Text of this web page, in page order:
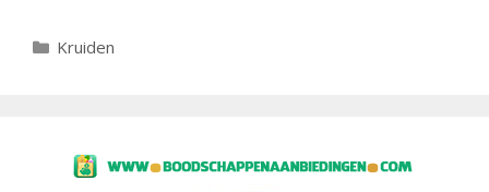
Categorieën
Kruiden